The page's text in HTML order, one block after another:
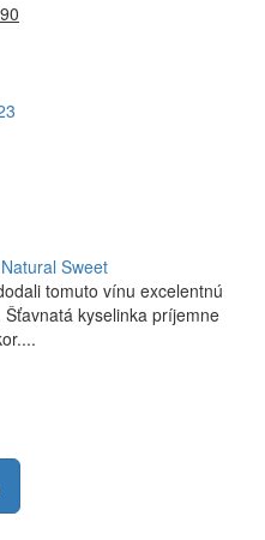
privátnou firmou na
vína. Ako prví sme
vína z tokajských
žltý reduktívnou
najmodernejšími
Natural Sweet
tomuto vínu excelentnú
kyselinka príjemne